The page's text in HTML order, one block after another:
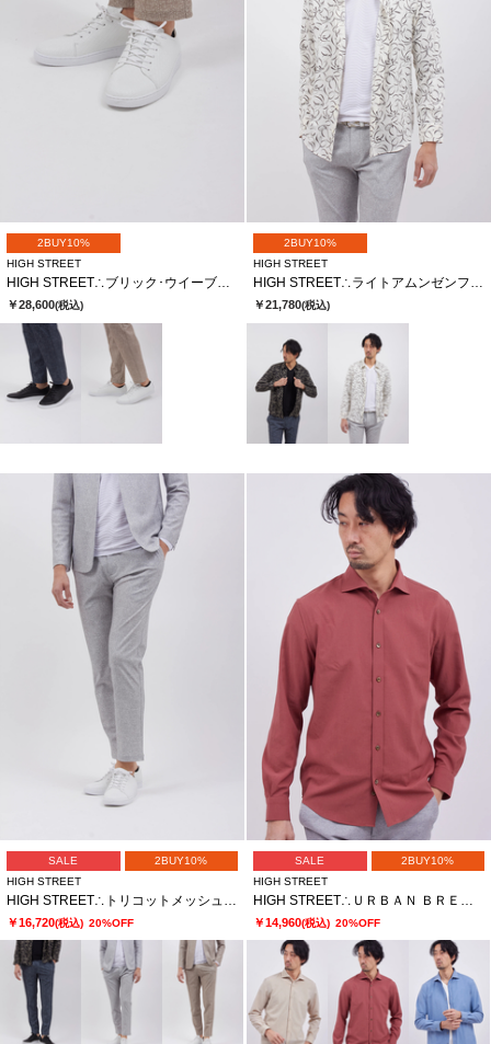
2BUY10%
HIGH STREET
HIGH STREET∴ブリック･ウイーブカタオシドレススニーカー
￥28,600(税込)
2BUY10%
HIGH STREET
HIGH STREET∴ライトアムンゼンフロールプリントＳＨ
￥21,780(税込)
SALE
2BUY10%
HIGH STREET
HIGH STREET∴トリコットメッシュポップサックＰＴイージーＰＴ
￥16,720(税込) 20%OFF
SALE
2BUY10%
HIGH STREET
HIGH STREET∴ＵＲＢＡＮ ＢＲＥＥＺＥカッタウェイシャツ
￥14,960(税込) 20%OFF